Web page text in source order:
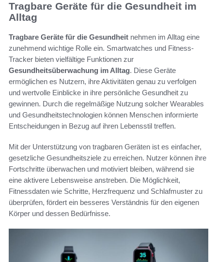
Tragbare Geräte für die Gesundheit im
Alltag
Tragbare Geräte für die Gesundheit nehmen im Alltag eine
zunehmend wichtige Rolle ein. Smartwatches und Fitness-
Tracker bieten vielfältige Funktionen zur
Gesundheitsüberwachung im Alltag. Diese Geräte
ermöglichen es Nutzern, ihre Aktivitäten genau zu verfolgen
und wertvolle Einblicke in ihre persönliche Gesundheit zu
gewinnen. Durch die regelmäßige Nutzung solcher Wearables
und Gesundheitstechnologien können Menschen informierte
Entscheidungen in Bezug auf ihren Lebensstil treffen.
Mit der Unterstützung von tragbaren Geräten ist es einfacher,
gesetzliche Gesundheitsziele zu erreichen. Nutzer können ihre
Fortschritte überwachen und motiviert bleiben, während sie
eine aktivere Lebensweise anstreben. Die Möglichkeit,
Fitnessdaten wie Schritte, Herzfrequenz und Schlafmuster zu
überprüfen, fördert ein besseres Verständnis für den eigenen
Körper und dessen Bedürfnisse.